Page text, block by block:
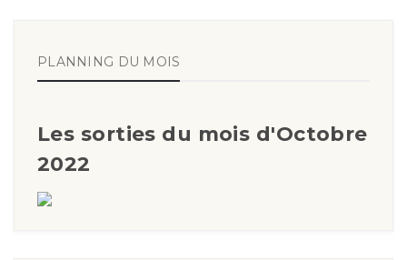
PLANNING DU MOIS
Les sorties du mois d'Octobre
2022